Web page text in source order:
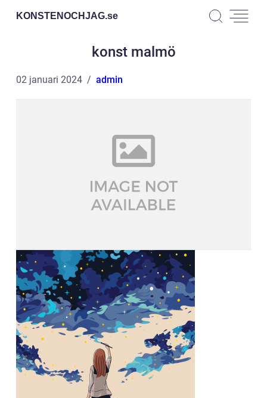
KONSTENOCHJAG.se
konst malmö
02 januari 2024 admin